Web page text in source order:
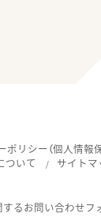
ポリシー（個人情報
ついて
サイトマ
るお問い合わせフ